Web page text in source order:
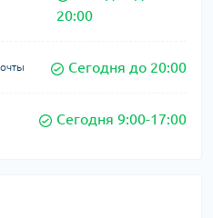
20:00
Сегодня до 20:00
Сегодня 9:00-17:00